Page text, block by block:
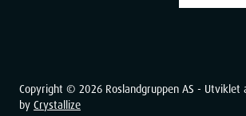
Copyright © 2026 Roslandgruppen AS - Utviklet
by Crystallize